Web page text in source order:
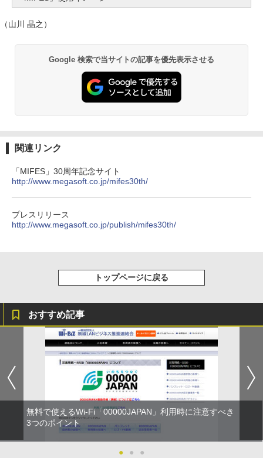
（山川 晶之）
Google 検索で当サイトの記事を優先表示させる
関連リンク
「MIFES」30周年記念サイト
http://www.megasoft.co.jp/mifes30th/
プレスリリース
http://www.megasoft.co.jp/publish/mifes30th/
トップページに戻る
おすすめ記事
無料で使えるWi-Fi「00000JAPAN」利用時に注意すべき
3つのポイント
● ● ●